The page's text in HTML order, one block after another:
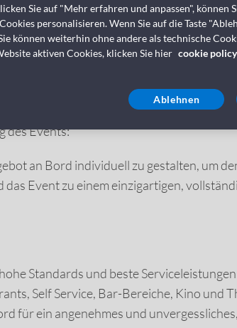
maximale Flexibilität in Bezug auf
einen gezielten Service, der auf die
ist.
des Events:
an Bord individuell zu gestalten, um
das Event zu einem einzigartigen,
Standards und beste
Self Service, Bar-Bereiche, Kino und
für ein angenehmes und
Sie auf "Mehr erfahren und anpassen", können
personalisieren. Wenn Sie auf die Taste
können weiterhin ohne andere als technische
aktiven Cookies, klicken Sie hier cookie policy
Ablehnen